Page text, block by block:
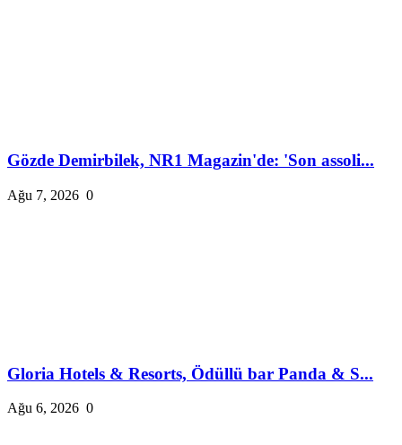
Gözde Demirbilek, NR1 Magazin'de: 'Son assoli...
Ağu 7, 2026 0
Gloria Hotels & Resorts, Ödüllü bar Panda & S...
Ağu 6, 2026 0